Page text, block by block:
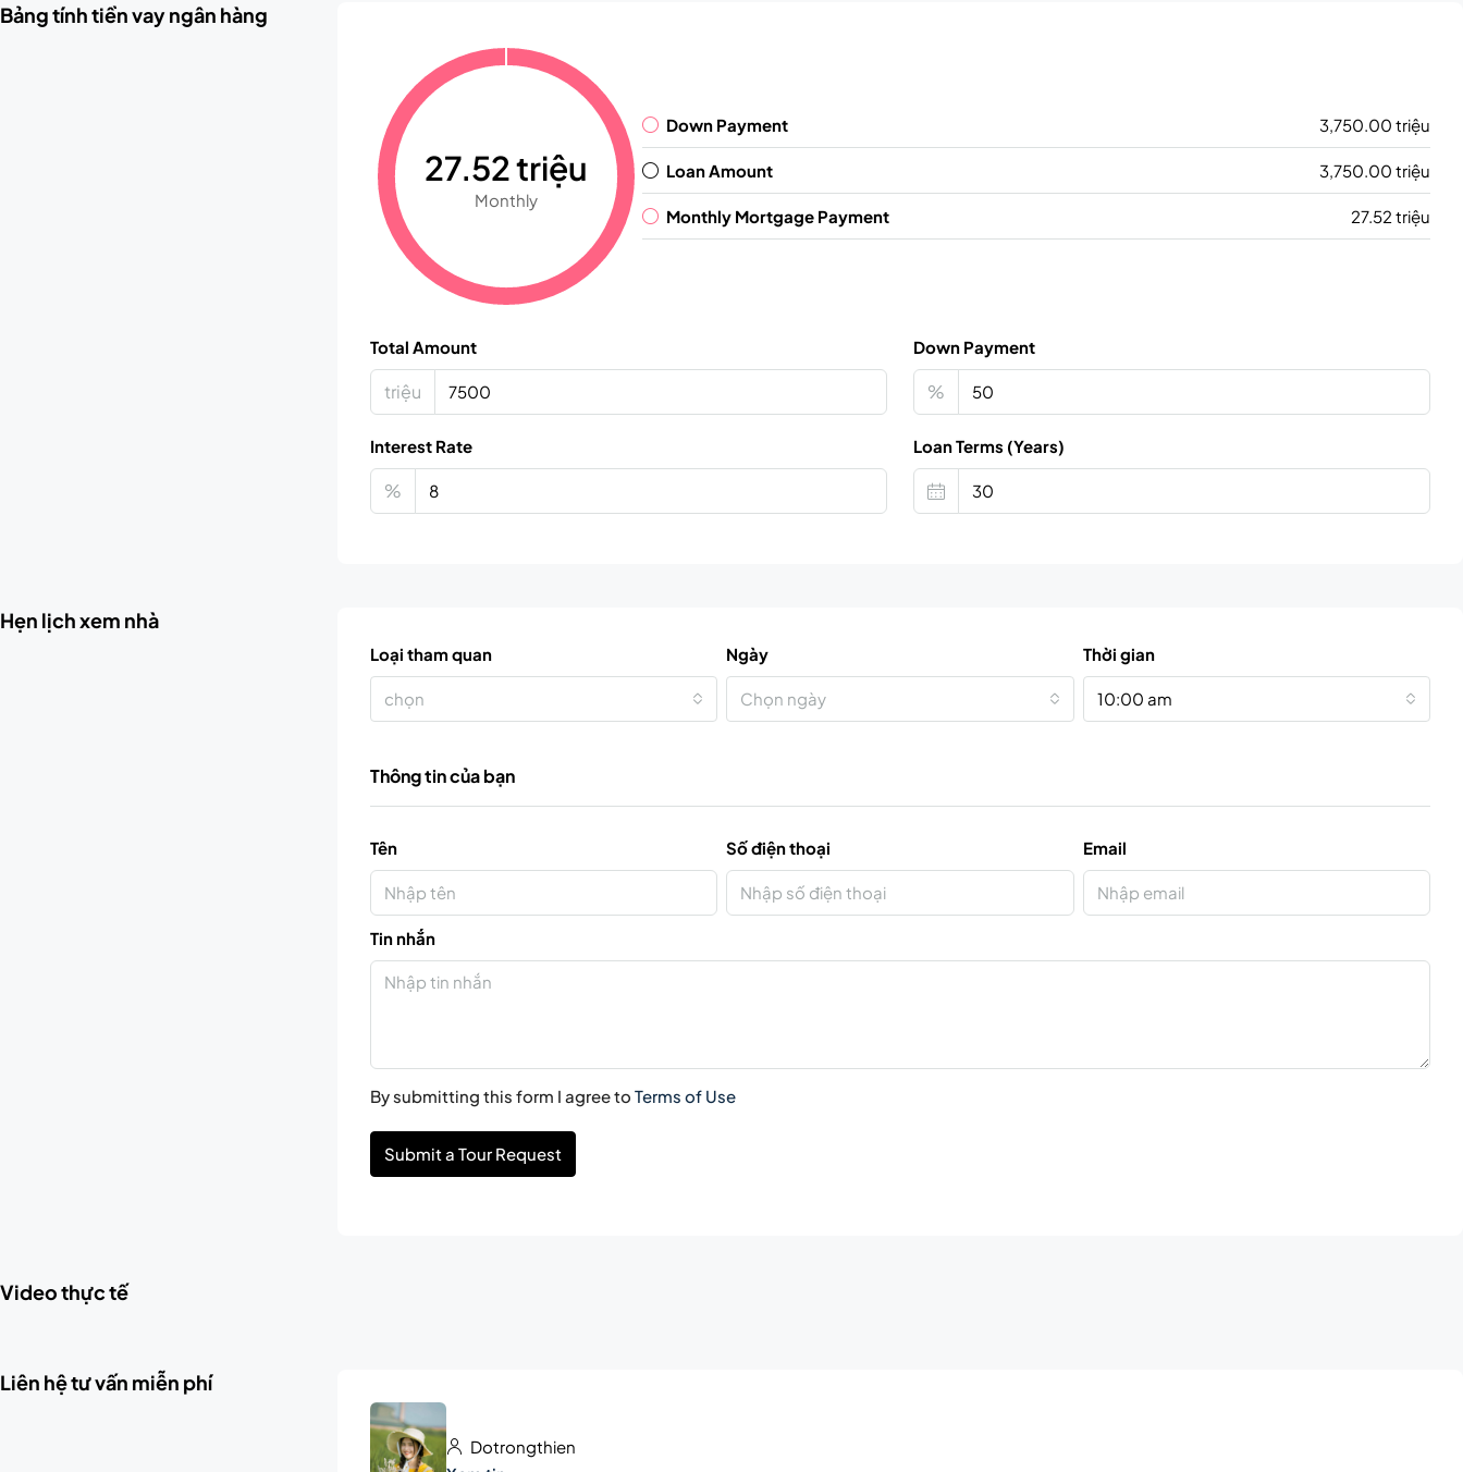
Bảng tính tiền vay ngân hàng
27.52 triệu
Monthly
Down Payment 3,750.00 triệu
Loan Amount 3,750.00 triệu
Monthly Mortgage Payment 27.52 triệu
Total Amount
triệu
Down Payment
%
Interest Rate
%
Loan Terms (Years)
Hẹn lịch xem nhà
Loại tham quan
chọn
Ngày
Chọn ngày
Thời gian
10:00 am
Thông tin của bạn
Tên Số điện thoại Email
Tin nhắn
By submitting this form I agree toTerms of Use
Submit a Tour Request
Video thực tế
Liên hệ tư vấn miễn phí
Dotrongthien